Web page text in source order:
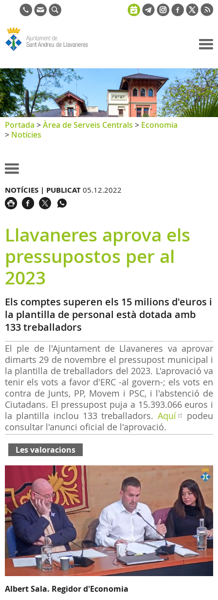
de Sant
Andreu de
Llavaneres
Portada >Àrea de Serveis Centrals > Economia
> Notícies
NOTÍCIES | PUBLICAT 05.12.2022
Llavaneres aprova els
pressupostos per al
2023
Els comptes superen els 15 milions d'euros i
la plantilla de personal està dotada amb
133 treballadors
El ple de l'Ajuntament de Llavaneres va aprovar
dimarts 29 de novembre el pressupost municipal i
la plantilla de treballadors del 2023. L'aprovació va
tenir els vots a favor d'ERC -al govern-; els vots en
contra de Junts, PP, Movem i PSC, i l'abstenció de
Ciutadans. El pressupost puja a 15.393.066 euros i
la plantilla inclou 133 treballadors. Aquí
podeu
consultar l'anunci oficial de l'aprovació.
Les valoracions
Albert Sala. Regidor d'Economia